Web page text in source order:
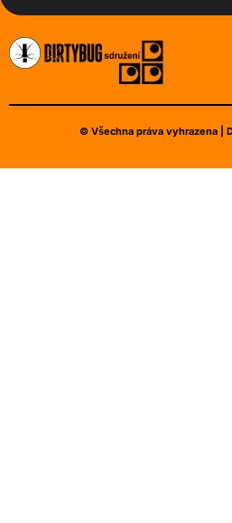
© Všechna práva vyhrazena |